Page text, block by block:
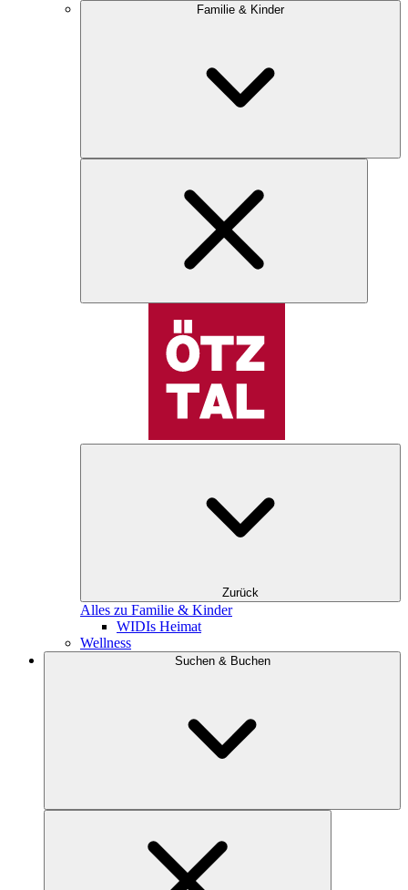
Familie & Kinder
Zurück
Alles zu Familie & Kinder
WIDIs Heimat
Wellness
Suchen & Buchen